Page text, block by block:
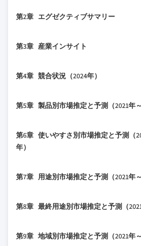
1.2 調査設計
1.2.2 データ収集方法
1.3.1 グローバル
1.4 基本推定値と計算
1.4.2 市場推定のための主
1.6 予測モデル
第2章 エグゼクティブサマリー
2.2 主要市場トレンド
2.2.2 製品別
2.2.4 用途
2.3 CXOの視点：戦略的重要事項
2.4 将来展望と戦略的提言
第3章 産業インサイト
3.2 産業への影響要因
3.2.1.1 腎結石およ
3.2.1.2 尿路鏡検査
3.2.2.1 高度でデジ
3.2.3.1 新興市場へ
統合
第4章 競合状況（2024年）
4.2 企業の市場シェア分析
4.2.2 北米
4.2.5 ラテンアメリカ
4.3 企業マトリックス分析
4.5 競争ポジショニングマトリ
第5章 製品別市場推定と予測（2021年～
5.2 フレキシブル尿路鏡
第6章 使いやすさ別市場推定と予測（
年）
6.2 再使用可能尿路鏡
第7章 用途別市場推定と予測（2021年～
7.2 尿路結石症
7.4 尿路感染症
第8章 最終用途別市場推定と予測（2021
8.2 病院
第9章 地域別市場推定と予測（2021年～